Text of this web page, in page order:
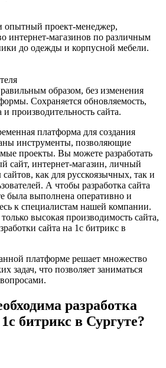
опытный проект-менеджер,
интернет-магазинов по различным
до одежды и корпусной мебели.
образом, без изменения
Сохраняется обновляемость,
производительность сайта.
платформа для создания
инструменты, позволяющие
проекты. Вы можете разработать
сайт, интернет-магазин, личный
как для русскоязычных, так и
А чтобы разработка сайта
была выполнена оперативно и
к специалистам нашей компании.
высокая производимость сайта,
сайта на 1с битрикс в
платформе решает множество
задач, что позволяет заниматься
разработка
битрикс в Сургуте?